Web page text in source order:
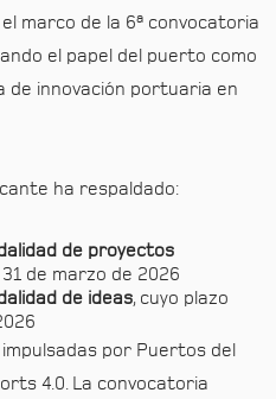
marco de la 6ª convocatoria
el papel del puerto como
de innovación portuaria en
ha respaldado:
de proyectos
de marzo de 2026
de ideas, cuyo plazo
por Puertos del
4.0. La convocatoria